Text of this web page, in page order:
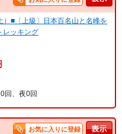
■〔上級〕日本百名山と名峰を
ッキング
回、夜0回
お気に入りに登録